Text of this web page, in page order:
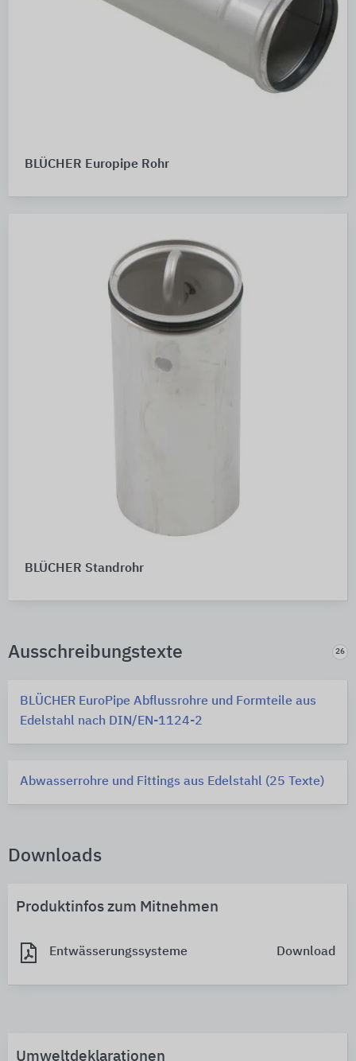
BLÜCHER Europipe Rohr
BLÜCHER Standrohr
Ausschreibungstexte 26
BLÜCHER EuroPipe Abflussrohre und Formteile aus
Edelstahl nach DIN/EN-1124-2
Abwasserrohre und Fittings aus Edelstahl (25 Texte)
Downloads
Produktinfos zum Mitnehmen
Entwässerungssysteme Download
Umweltdeklarationen